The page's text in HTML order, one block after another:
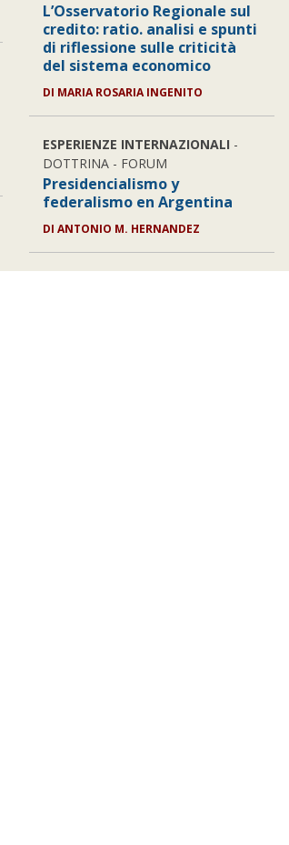
L’Osservatorio Regionale sul
credito: ratio. analisi e spunti
di riflessione sulle criticità
del sistema economico
DI MARIA ROSARIA INGENITO
ESPERIENZE INTERNAZIONALI -
DOTTRINA - FORUM
Presidencialismo y
federalismo en Argentina
DI ANTONIO M. HERNANDEZ